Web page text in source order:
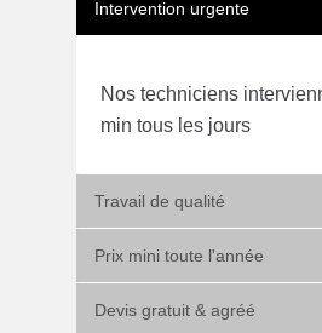
Intervention urgente
Nos techniciens
min tous les jours
Travail de qualité
Prix mini toute l'année
Devis gratuit & agréé